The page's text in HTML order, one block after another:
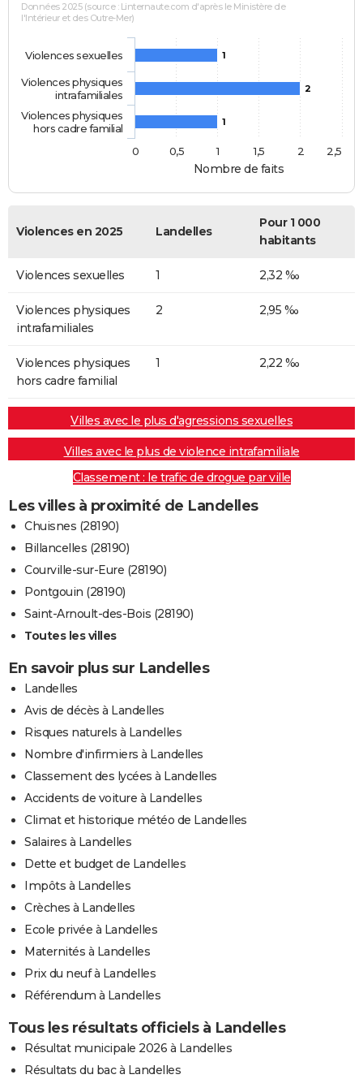
Nombre de faits
Données 2025 (source : Linternaute.com d'après le Ministère de
l'Intérieur et des Outre-Mer)
1
2
1
Violences sexuelles
Violences physiques
intrafamiliales
Violences physiques
hors cadre familial
0
0,5 1 1,5 2 2,5
Violences en 2025 Landelles
Pour 1 000
habitants
Violences sexuelles 1 2,32 ‰
Violences physiques
intrafamiliales
2 2,95 ‰
Violences physiques
hors cadre familial
1 2,22 ‰
Villes avec le plus d'agressions sexuelles
Villes avec le plus de violence intrafamiliale
Classement : le trafic de drogue par ville
Les villes à proximité de Landelles
Chuisnes (28190)
Billancelles (28190)
Courville-sur-Eure (28190)
Pontgouin (28190)
Saint-Arnoult-des-Bois (28190)
Toutes les villes
En savoir plus sur Landelles
Landelles
Avis de décès à Landelles
Risques naturels à Landelles
Nombre d'infirmiers à Landelles
Classement des lycées à Landelles
Accidents de voiture à Landelles
Climat et historique météo de Landelles
Salaires à Landelles
Dette et budget de Landelles
Impôts à Landelles
Crèches à Landelles
Ecole privée à Landelles
Maternités à Landelles
Prix du neuf à Landelles
Référendum à Landelles
Tous les résultats officiels à Landelles
Résultat municipale 2026 à Landelles
Résultats du bac à Landelles